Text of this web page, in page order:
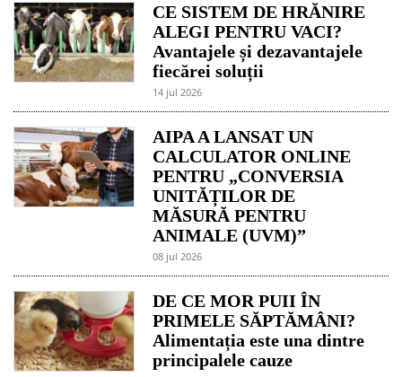
CE SISTEM DE HRĂNIRE
ALEGI PENTRU VACI?
Avantajele și dezavantajele
fiecărei soluții
14 jul 2026
AIPA A LANSAT UN
CALCULATOR ONLINE
PENTRU „CONVERSIA
UNITĂȚILOR DE
MĂSURĂ PENTRU
ANIMALE (UVM)”
08 jul 2026
DE CE MOR PUII ÎN
PRIMELE SĂPTĂMÂNI?
Alimentația este una dintre
principalele cauze